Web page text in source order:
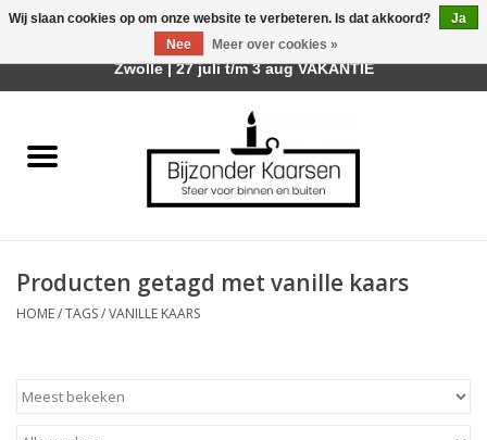
Räder Design Stories
Geurkaarsen
Producten getagd met vanille kaars
HOME/TAGS/VANILLE KAARS
Wij slaan cookies op om onze website te verbeteren. Is dat akkoord?
Ja
Nee
Meer over cookies »
Afhalen is mogelijk bij mijn winkel Trotz | Belvederelaan 107
Zwolle | 27 juli t/m 3 aug VAKANTIE